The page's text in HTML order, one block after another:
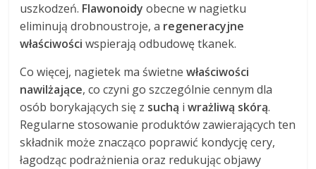
uszkodzeń. Flawonoidy obecne w nagietku
eliminują drobnoustroje, a regeneracyjne
właściwości wspierają odbudowę tkanek.
Co więcej, nagietek ma świetnewłaściwości
nawilżające, co czyni go szczególnie cennym dla
osób borykających się z suchą iwrażliwą skórą.
Regularne stosowanie produktów zawierających ten
składnik może znacząco poprawić kondycję cery,
łagodząc podrażnienia oraz redukując objawy